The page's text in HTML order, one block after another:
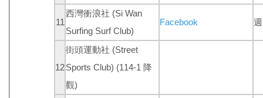
11
西灣衝浪社 (Si Wan
Surfing Surf Club)
Facebook
12
街頭運動社 (Street
Sports Club) (114-1 降
觀)